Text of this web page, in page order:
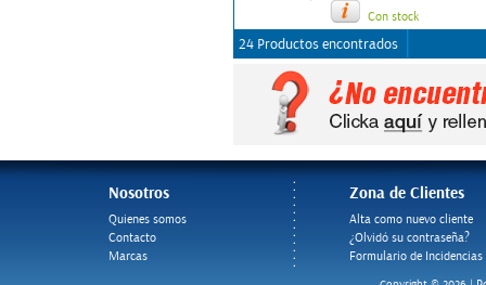
Con stock
24 Productos encontrados
Nosotros
Quienes somos
Contacto
Marcas
Zona de Clientes
Alta como nuevo cliente
¿Olvidó su contraseña?
Formulario de Incidencias